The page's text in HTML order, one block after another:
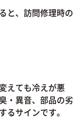
と、訪問修理時の
えても冷えが悪
・異音、部品の劣
サインです。